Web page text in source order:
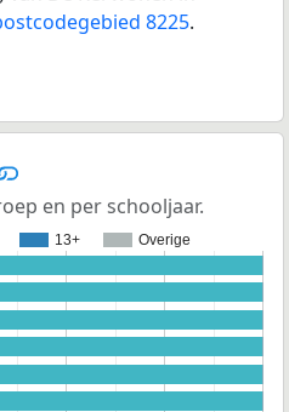
8225.
en per schooljaar.
13+ Overige